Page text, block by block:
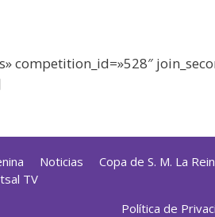
competition_id=»528″
Noticias Copa de S. M. La
TV
Política de